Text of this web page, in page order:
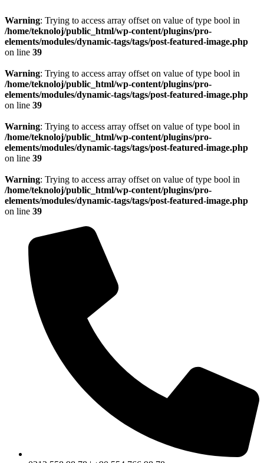
Warning: Trying to access array offset on value of type bool in
/home/teknoloj/public_html/wp-content/plugins/pro-
elements/modules/dynamic-tags/tags/post-featured-image.php
on line 39
Warning: Trying to access array offset on value of type bool in
/home/teknoloj/public_html/wp-content/plugins/pro-
elements/modules/dynamic-tags/tags/post-featured-image.php
on line 39
Warning: Trying to access array offset on value of type bool in
/home/teknoloj/public_html/wp-content/plugins/pro-
elements/modules/dynamic-tags/tags/post-featured-image.php
on line 39
Warning: Trying to access array offset on value of type bool in
/home/teknoloj/public_html/wp-content/plugins/pro-
elements/modules/dynamic-tags/tags/post-featured-image.php
on line 39